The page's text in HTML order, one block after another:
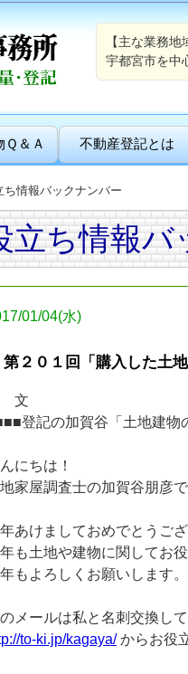
【主な業務地
宇都宮市を中
Ｑ＆Ａ 不動産登記とは
ち情報バックナンバー
立ち情報バ
01/04(水)
第２０１回「購入した土
文
登記の加賀谷「土地建物
にちは！
家屋調査士の加賀谷朋彦で
あけましておめでとうござ
も土地や建物に関してお
もよろしくお願いします。
メールは私と名刺交換し
to-ki.jp/kagaya/からお役